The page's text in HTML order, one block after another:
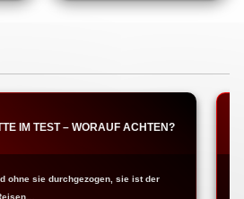
IM TEST – WORAUF ACHTEN?
ohne sie durchgezogen, sie ist der